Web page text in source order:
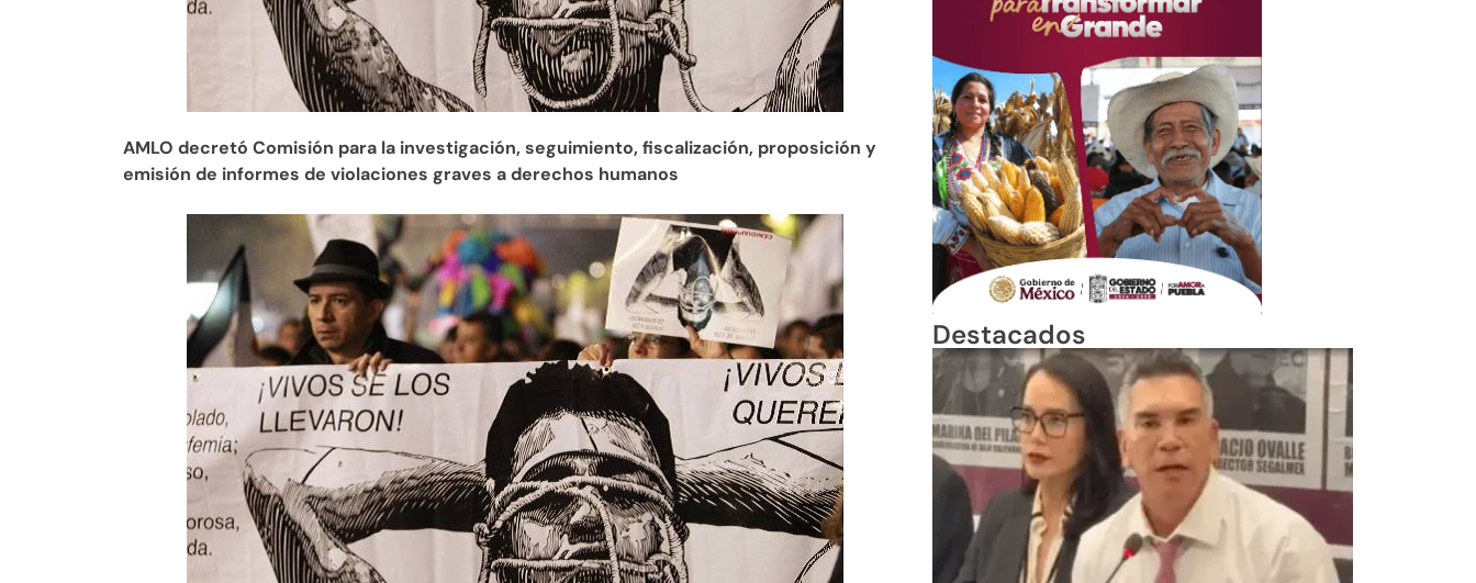
AMLO decretó Comisión para la investigación, seguimiento, fiscalización, proposición y
emisión de informes de violaciones graves a derechos humanos
Destacados